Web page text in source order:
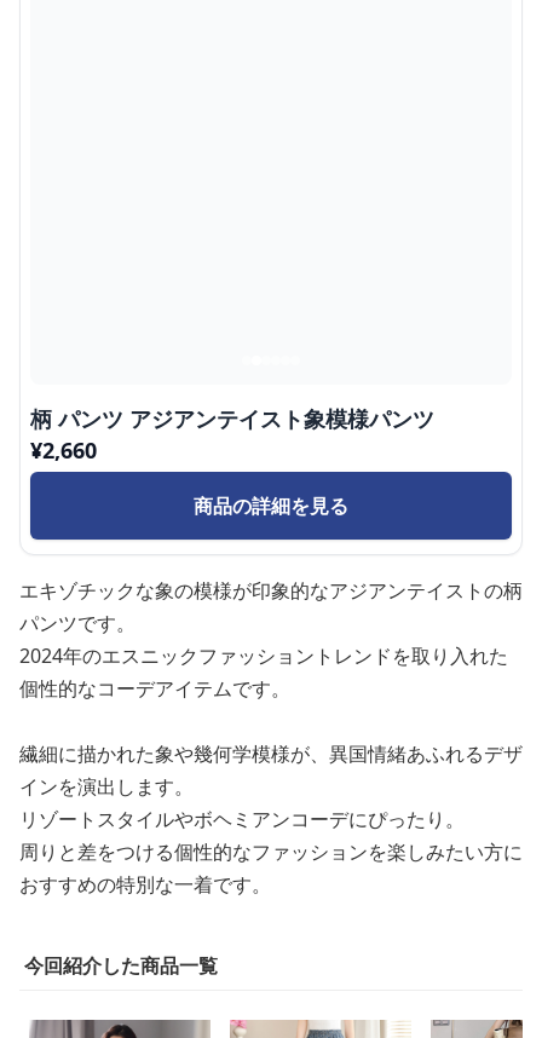
柄 パンツ アジアンテイスト象模様パンツ
¥2,660
商品の詳細を見る
エキゾチックな象の模様が印象的なアジアンテイストの柄
パンツです。
2024年のエスニックファッショントレンドを取り入れた
個性的なコーデアイテムです。
繊細に描かれた象や幾何学模様が、異国情緒あふれるデザ
インを演出します。
リゾートスタイルやボヘミアンコーデにぴったり。
周りと差をつける個性的なファッションを楽しみたい方に
おすすめの特別な一着です。
今回紹介した商品一覧